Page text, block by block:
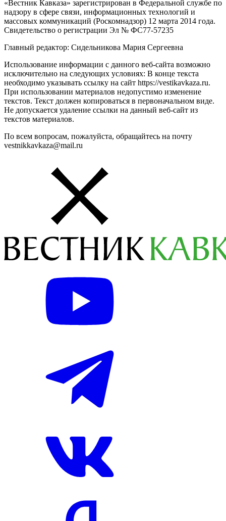
«Вестник Кавказа» зарегистрирован в Федеральной службе по
надзору в сфере связи, информационных технологий и
массовых коммуникаций (Роскомнадзор) 12 марта 2014 года.
Свидетельство о регистрации Эл № ФС77-57235
Главный редактор: Сидельникова Мария Сергеевна
Использование информации с данного веб-сайта возможно
исключительно на следующих условиях: В конце текста
необходимо указывать ссылку на сайт https://vestikavkaza.ru.
При использовании материалов недопустимо изменение
текстов. Текст должен копироваться в первоначальном виде.
Не допускается удаление ссылки на данный веб-сайт из
текстов материалов.
По всем вопросам, пожалуйста, обращайтесь на почту
vestnikkavkaza@mail.ru